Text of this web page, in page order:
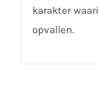
karakter
opvallen.